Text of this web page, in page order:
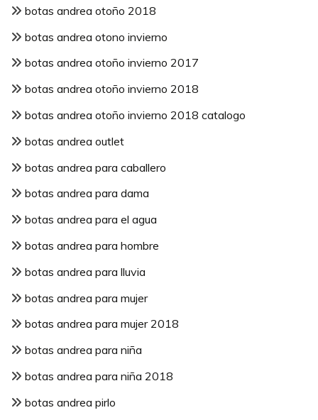
botas andrea otoño 2018
botas andrea otono invierno
botas andrea otoño invierno 2017
botas andrea otoño invierno 2018
botas andrea otoño invierno 2018 catalogo
botas andrea outlet
botas andrea para caballero
botas andrea para dama
botas andrea para el agua
botas andrea para hombre
botas andrea para lluvia
botas andrea para mujer
botas andrea para mujer 2018
botas andrea para niña
botas andrea para niña 2018
botas andrea pirlo